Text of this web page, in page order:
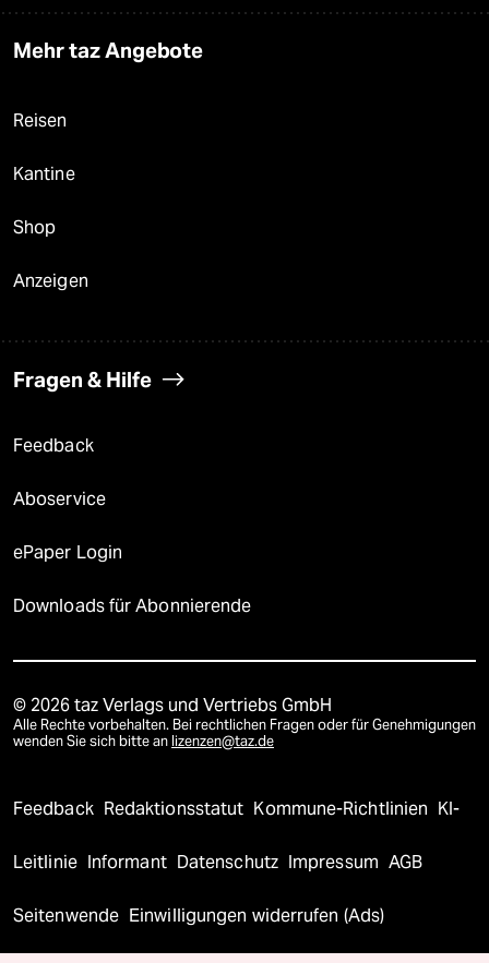
Mehr taz Angebote
Reisen
Kantine
Shop
Anzeigen
Fragen & Hilfe
Feedback
Aboservice
ePaper Login
Downloads für Abonnierende
© 2026 taz Verlags und Vertriebs GmbH
Alle Rechte vorbehalten. Bei rechtlichen Fragen oder für Genehmigungen
wenden Sie sich bitte an lizenzen@taz.de
Feedback Redaktionsstatut Kommune-Richtlinien KI-
Leitlinie Informant Datenschutz Impressum AGB
Seitenwende Einwilligungen widerrufen (Ads)